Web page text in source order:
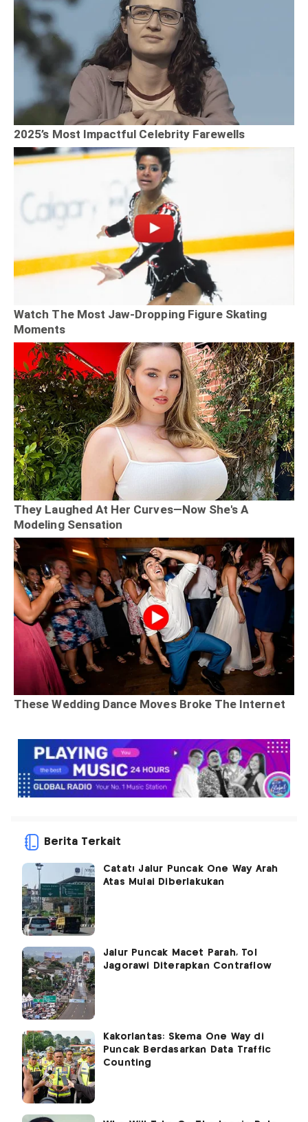
Berita Terkait
Catat! Jalur Puncak One Way Arah
Atas Mulai Diberlakukan
Jalur Puncak Macet Parah, Tol
Jagorawi Diterapkan Contraflow
Kakorlantas: Skema One Way di
Puncak Berdasarkan Data Traffic
Counting